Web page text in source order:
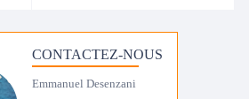
CONTACTEZ-NOUS
Emmanuel Desenzani